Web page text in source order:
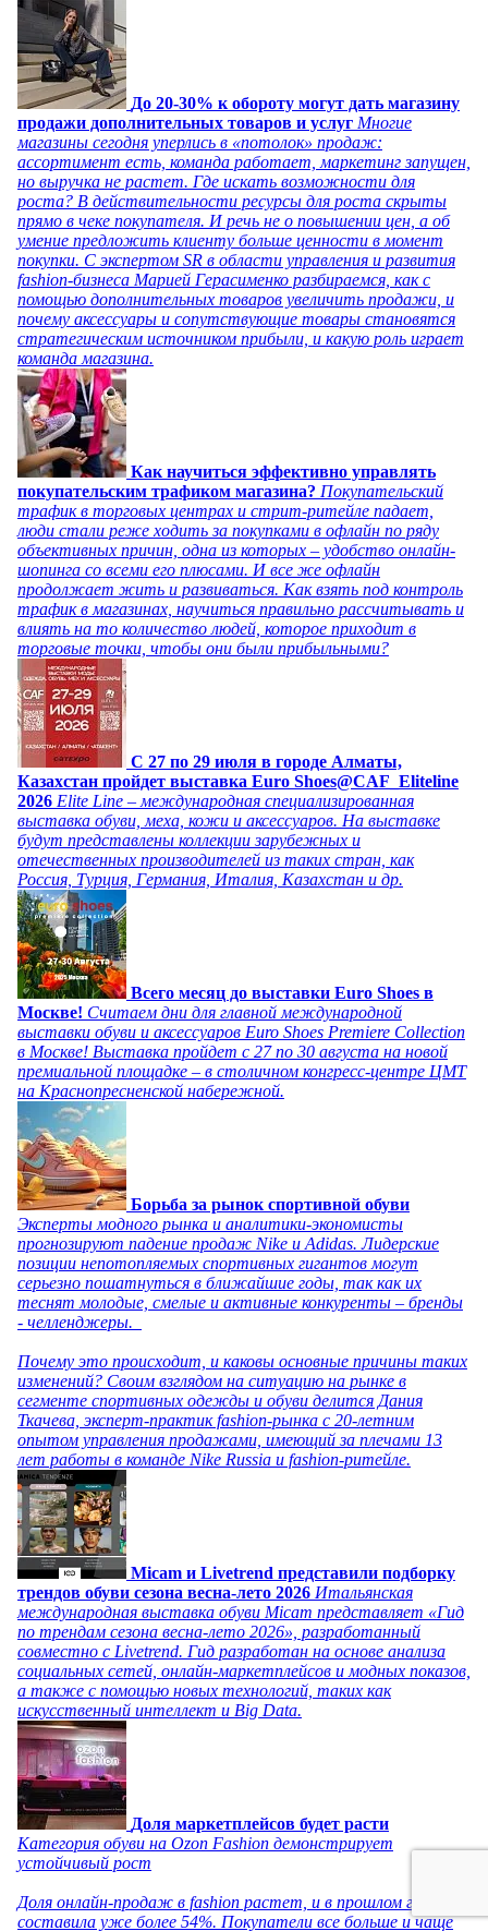
До 20-30% к обороту могут дать магазину
продажи дополнительных товаров и услуг Многие
магазины сегодня уперлись в «потолок» продаж:
ассортимент есть, команда работает, маркетинг запущен,
но выручка не растет. Где искать возможности для
роста? В действительности ресурсы для роста скрыты
прямо в чеке покупателя. И речь не о повышении цен, а об
умение предложить клиенту больше ценности в момент
покупки. С экспертом SR в области управления и развития
fashion-бизнеса Марией Герасименко разбираемся, как с
помощью дополнительных товаров увеличить продажи, и
почему аксессуары и сопутствующие товары становятся
стратегическим источником прибыли, и какую роль играет
команда магазина.
Как научиться эффективно управлять
покупательским трафиком магазина? Покупательский
трафик в торговых центрах и стрит-ритейле падает,
люди стали реже ходить за покупками в офлайн по ряду
объективных причин, одна из которых – удобство онлайн-
шопинга со всеми его плюсами. И все же офлайн
продолжает жить и развиваться. Как взять под контроль
трафик в магазинах, научиться правильно рассчитывать и
влиять на то количество людей, которое приходит в
торговые точки, чтобы они были прибыльными?
C 27 по 29 июля в городе Алматы,
Казахстан пройдет выставка Euro Shoes@CAF_Eliteline
2026 Elite Line – международная специализированная
выставка обуви, меха, кожи и аксессуаров. На выставке
будут представлены коллекции зарубежных и
отечественных производителей из таких стран, как
Россия, Турция, Германия, Италия, Казахстан и др.
Всего месяц до выставки Euro Shoes в
Москве! Считаем дни для главной международной
выставки обуви и аксессуаров Euro Shoes Premiere Collection
в Москве! Выставка пройдет с 27 по 30 августа на новой
премиальной площадке – в столичном конгресс-центре ЦМТ
на Краснопресненской набережной.
Борьба за рынок спортивной обуви
Эксперты модного рынка и аналитики-экономисты
прогнозируют падение продаж Nike и Adidas. Лидерские
позиции непотопляемых спортивных гигантов могут
серьезно пошатнуться в ближайшие годы, так как их
теснят молодые, смелые и активные конкуренты – бренды
- челленджеры.
Почему это происходит, и каковы основные причины таких
изменений? Своим взглядом на ситуацию на рынке в
сегменте спортивных одежды и обуви делится Дания
Ткачева, эксперт-практик fashion-рынка с 20-летним
опытом управления продажами, имеющий за плечами 13
лет работы в команде Nike Russia и fashion-ритейле.
Micam и Livetrend представили подборку
трендов обуви сезона весна-лето 2026 Итальянская
международная выставка обуви Micam представляет «Гид
по трендам сезона весна-лето 2026», разработанный
совместно с Livetrend. Гид разработан на основе анализа
социальных сетей, онлайн-маркетплейсов и модных показов,
а также с помощью новых технологий, таких как
искусственный интеллект и Big Data.
Доля маркетплейсов будет расти
Категория обуви на Ozon Fashion демонстрирует
устойчивый рост
Доля онлайн-продаж в fashion растет, и в прошлом году
составила уже более 54%. Покупатели все больше и чаще